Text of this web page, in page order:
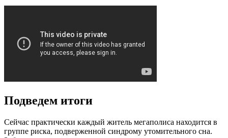
Подведем итоги
Сейчас практически каждый житель мегаполиса находится в
группе риска, подверженной синдрому утомительного сна.